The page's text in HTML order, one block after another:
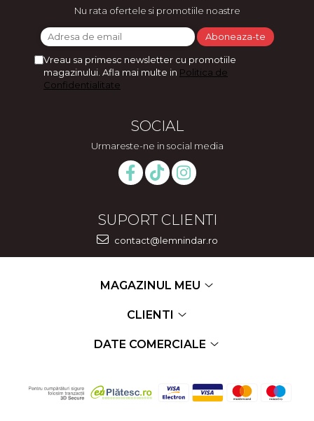
Nu rata ofertele si promotiile noastre
Vreau sa primesc newsletter cu promotiile
magazinului. Afla mai multe in Politica de
Confidentialitate
SOCIAL
Urmareste-ne in social media
SUPORT CLIENTI
contact@lemnindar.ro
MAGAZINUL MEU
CLIENTI
DATE COMERCIALE